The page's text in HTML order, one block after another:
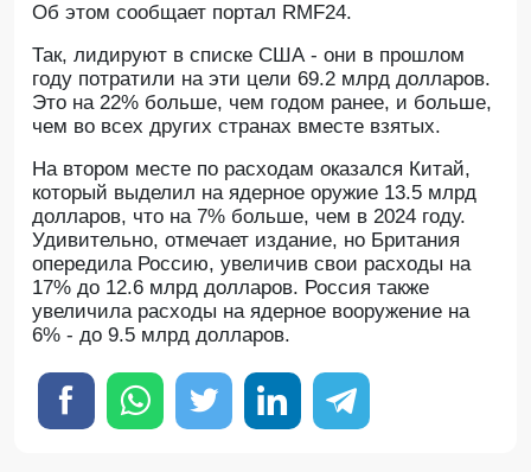
Oб этом сообщает портал RMF24.
Так, лидируют в списке США - они в прошлом
году потратили на эти цели 69.2 млрд долларов.
Это на 22% больше, чем годом ранее, и больше,
чем во всех других странах вместе взятых.
На втором месте по расходам оказался Китай,
который выделил на ядерное оружие 13.5 млрд
долларов, что на 7% больше, чем в 2024 году.
Удивительно, отмечает издание, но Британия
опередила Россию, увеличив свои расходы на
17% до 12.6 млрд долларов. Россия также
увеличила расходы на ядерное вооружение на
6% - до 9.5 млрд долларов.